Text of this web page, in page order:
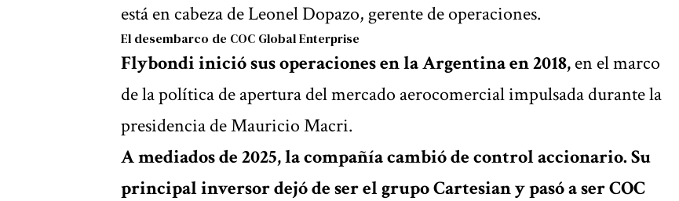
está en cabeza de Leonel Dopazo, gerente de operaciones.
El desembarco de COC Global Enterprise
Flybondi inició sus operaciones en la Argentina en 2018,en el marco
de la política de apertura del mercado aerocomercial impulsada durante la
presidencia de Mauricio Macri.
A mediados de 2025, la compañía cambió de control accionario. Su
principal inversor dejó de ser el grupo Cartesian y pasó a ser COC